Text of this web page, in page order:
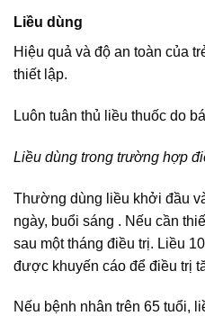
Liều dùng
Hiệu quả và độ an toàn của
thiết lập.
Luôn tuân thủ liều thuốc do
Liều dùng trong trường hợp
Thường dùng liều khởi đầu
ngày, buổi sáng . Nếu cần
sau một tháng điều trị. Liều
được khuyến cáo để điều trị
Nếu bệnh nhân trên 65 tuổi,